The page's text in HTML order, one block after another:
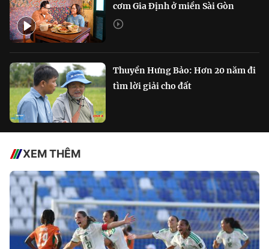
cơm Gia Định ở miền Sài Gòn
Thuyền Hưng Bảo: Hơn 20 năm đi
tìm lời giải cho đất
XEM THÊM